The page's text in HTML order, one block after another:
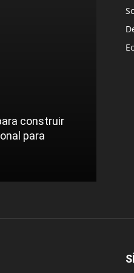
construir
para